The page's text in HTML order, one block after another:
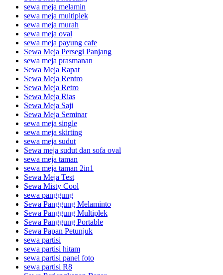
sewa meja melamin
sewa meja multiplek
sewa meja murah
sewa meja oval
sewa meja payung cafe
Sewa Meja Persegi Panjang
sewa meja prasmanan
Sewa Meja Rapat
Sewa Meja Rentro
Sewa Meja Retro
Sewa Meja Rias
Sewa Meja Saji
Sewa Meja Seminar
sewa meja single
sewa meja skirting
sewa meja sudut
Sewa meja sudut dan sofa oval
sewa meja taman
sewa meja taman 2in1
Sewa Meja Test
Sewa Misty Cool
sewa panggung
Sewa Panggung Melaminto
Sewa Panggung Multiplek
Sewa Panggung Portable
Sewa Papan Petunjuk
sewa partisi
sewa partisi hitam
sewa partisi panel foto
sewa partisi R8